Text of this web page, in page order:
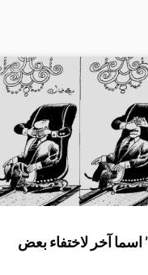
اسما آخر لاختفاء بعض